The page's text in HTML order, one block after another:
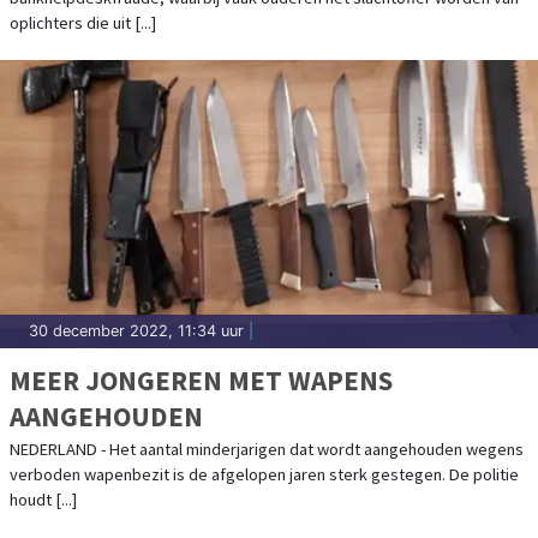
oplichters die uit [...]
30 december 2022, 11:34 uur
MEER JONGEREN MET WAPENS
AANGEHOUDEN
NEDERLAND - Het aantal minderjarigen dat wordt aangehouden wegens
verboden wapenbezit is de afgelopen jaren sterk gestegen. De politie
houdt [...]